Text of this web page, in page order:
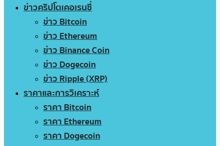
ข่าวคริปโตเคอเรนซี่
ข่าว Bitcoin
ข่าว Ethereum
ข่าว Binance Coin
ข่าว Dogecoin
ข่าว Ripple (XRP)
ราคาและการวิเคราะห์
ราคา Bitcoin
ราคา Ethereum
ราคา Dogecoin